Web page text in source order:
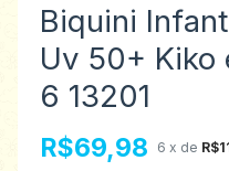
Biquini
Uv 50+ Kiko
6 13201
R$69,98 6 x de